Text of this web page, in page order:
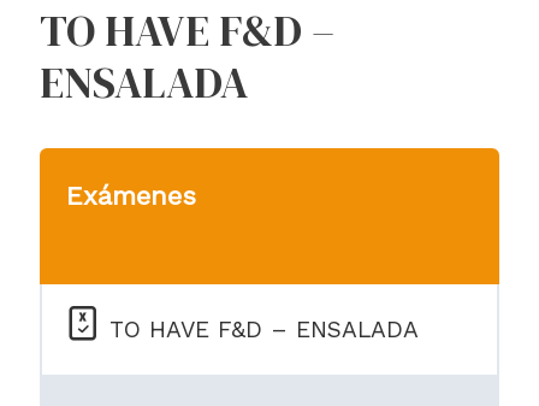
TO HAVE F&D –
ENSALADA
Exámenes
TO HAVE F&D – ENSALADA